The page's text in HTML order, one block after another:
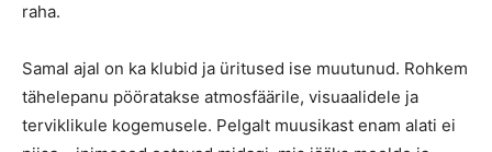
raha.
Samal ajal on ka klubid ja üritused ise muutunud. Rohkem
tähelepanu pööratakse atmosfäärile, visuaalidele ja
terviklikule kogemusele. Pelgalt muusikast enam alati ei